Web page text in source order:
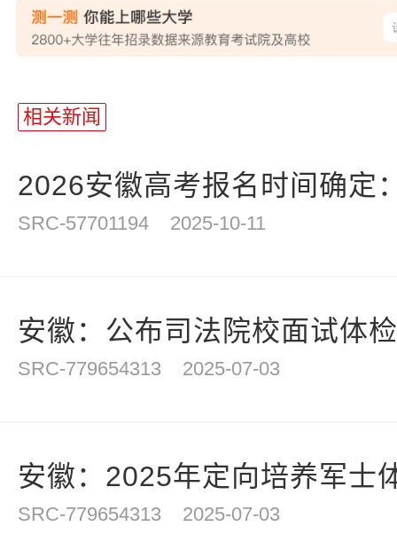
相关新闻
2026安徽高考报名时间确定
SRC-57701194 2025-10-11
安徽：公布司法院校面试体
SRC-779654313 2025-07-03
安徽：2025年定向培养军士
SRC-779654313 2025-07-03